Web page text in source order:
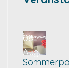
08
Aug.